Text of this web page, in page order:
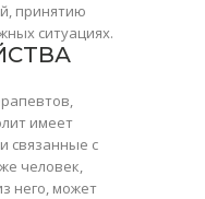
принятию
ситуациях.
имеет
связанные с
человек,
него, может